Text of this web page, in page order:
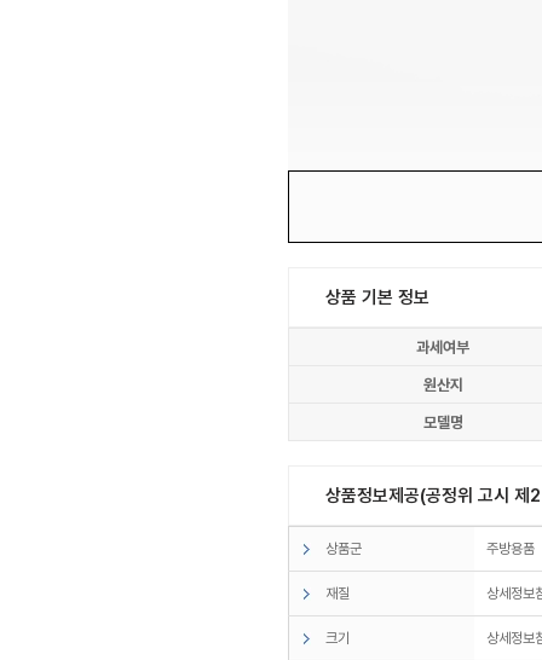
상품 기본 정보
과세여부
원산지
모델명
상품정보제공(공정위 고시
상품군 주방용품
재질 상세정보
크기 상세정보